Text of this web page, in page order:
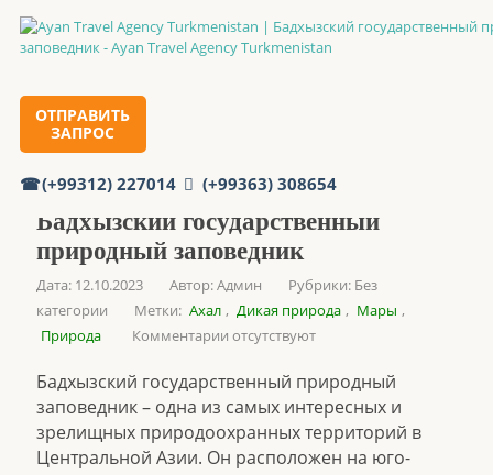
(+99312) 227014 (+99363) 308654
ОТПРАВИТЬ
ЗАПРОС
Главная
Бадхызский государственный природный заповедник
Бадхызский государственный
природный заповедник
Дата: 12.10.2023 Автор:Админ Рубрики: Без
категории
Метки: Ахал , Дикая природа , Мары ,
Природа
Комментарии отсутствуют
Бадхызский государственный природный
заповедник – одна из самых интересных и
зрелищных природоохранных территорий в
Центральной Азии. Он расположен на юго-